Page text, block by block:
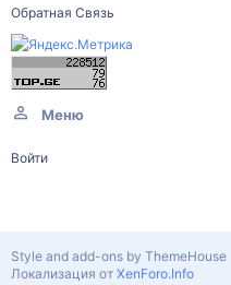
Обратная Связь
Меню
Войти
Style and add-ons by ThemeHouse
Локализация от XenForo.Info